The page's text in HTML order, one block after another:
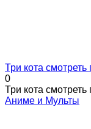
Три кота
0
Три кота
Аниме и Мульты